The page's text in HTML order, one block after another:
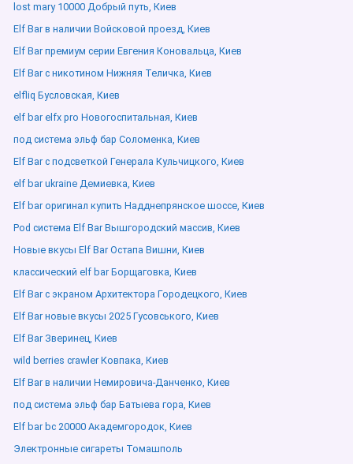
lost mary 10000 Добрый путь, Киев
Elf Bar в наличии Войсковой проезд, Киев
Elf Bar премиум серии Евгения Коновальца, Киев
Elf Bar с никотином Нижняя Теличка, Киев
elfliq Бусловская, Киев
elf bar elfx pro Новогоспитальная, Киев
под система эльф бар Соломенка, Киев
Elf Bar с подсветкой Генерала Кульчицкого, Киев
elf bar ukraine Демиевка, Киев
Elf bar оригинал купить Надднепрянское шоссе, Киев
Pod система Elf Bar Вышгородский массив, Киев
Новые вкусы Elf Bar Остапа Вишни, Киев
классический elf bar Борщаговка, Киев
Elf Bar с экраном Архитектора Городецкого, Киев
Elf Bar новые вкусы 2025 Гусовського, Киев
Elf Bar Зверинец, Киев
wild berries crawler Ковпака, Киев
Elf Bar в наличии Немировича-Данченко, Киев
под система эльф бар Батыева гора, Киев
Elf bar bc 20000 Академгородок, Киев
Электронные сигареты Томашполь